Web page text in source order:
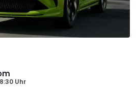
Uhr